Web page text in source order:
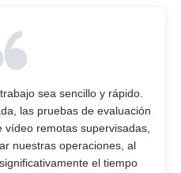
sea sencillo y rápido.
las pruebas de evaluación
vídeo remotas supervisadas,
nuestras operaciones, al
el tiempo